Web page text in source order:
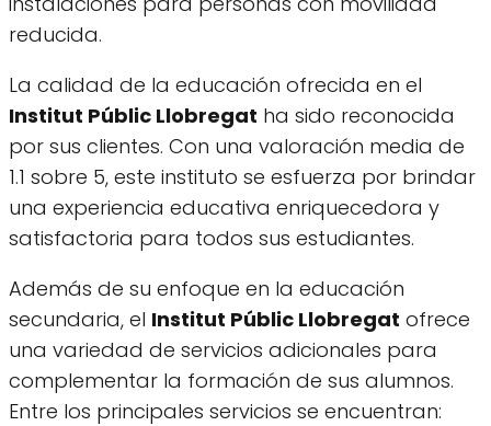
reducida.
La calidad de la educación ofrecida en el
Institut Públic Llobregat ha sido reconocida
por sus clientes. Con una valoración media de
1.1 sobre 5, este instituto se esfuerza por brindar
una experiencia educativa enriquecedora y
satisfactoria para todos sus estudiantes.
Además de su enfoque en la educación
secundaria, el Institut Públic Llobregat ofrece
una variedad de servicios adicionales para
complementar la formación de sus alumnos.
Entre los principales servicios se encuentran: